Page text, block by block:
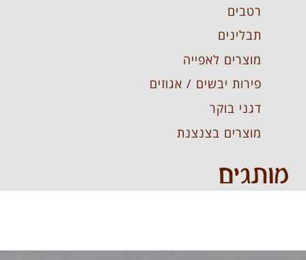
רטבים
תבלינים
מוצרים לאפייה
פירות יבשים / אגוזים
דגני בוקר
מוצרים בצנצנת
מותגים